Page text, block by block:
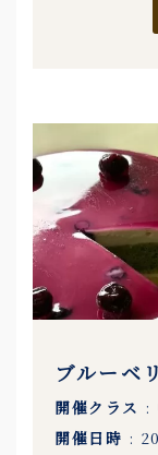
ブルーベ
開催クラス :
開催日時 :